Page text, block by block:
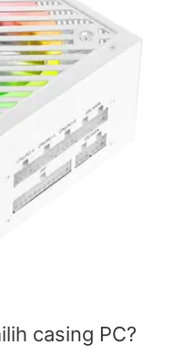
casing PC?